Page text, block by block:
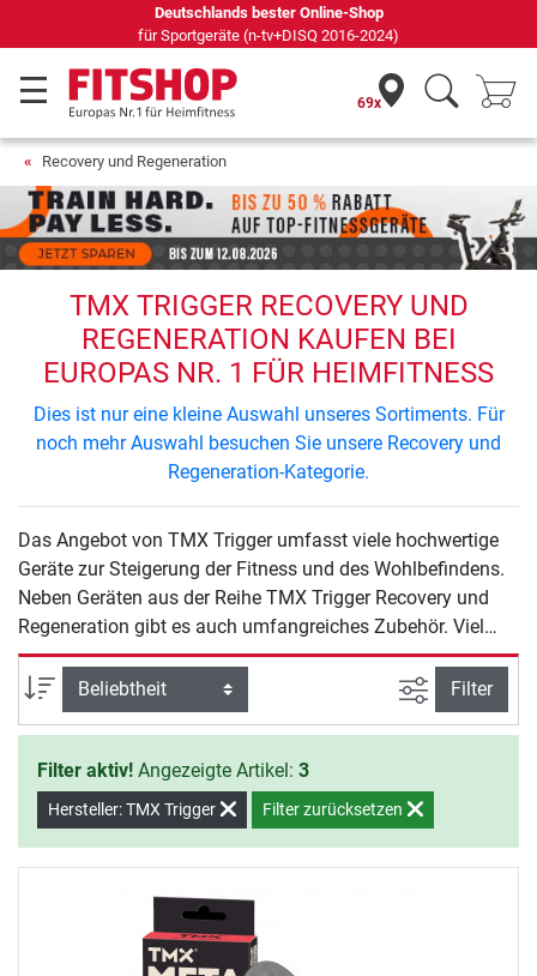
Deutschlands bester Online-Shop
für Sportgeräte (n-tv+DISQ 2016-2024)
69x
Recovery und Regeneration
TMX TRIGGER RECOVERY UND
REGENERATION KAUFEN BEI
EUROPAS NR. 1 FÜR HEIMFITNESS
Dies ist nur eine kleine Auswahl unseres Sortiments. Für
noch mehr Auswahl besuchen Sie unsere Recovery und
Regeneration-Kategorie.
Das Angebot von TMX Trigger umfasst viele hochwertige
Geräte zur Steigerung der Fitness und des Wohlbefindens.
Neben Geräten aus der Reihe TMX Trigger Recovery und
Regeneration gibt es auch umfangreiches Zubehör. Viel
Spaß beim Training mit TMX Trigger.
Sortierung
Ansicht
Filter
Filter aktiv! Angezeigte Artikel: 3
Hersteller: TMX Trigger Filter zurücksetzen